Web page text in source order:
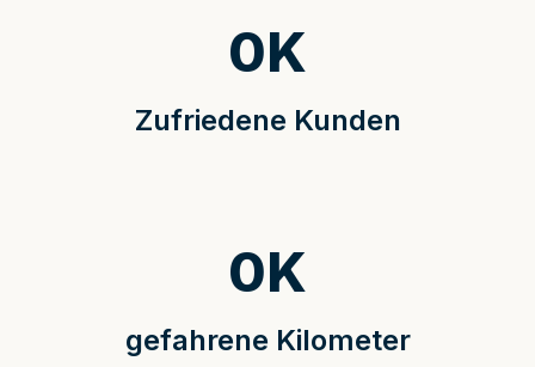
Zufriedene Kunden
0K
gefahrene Kilometer
0K